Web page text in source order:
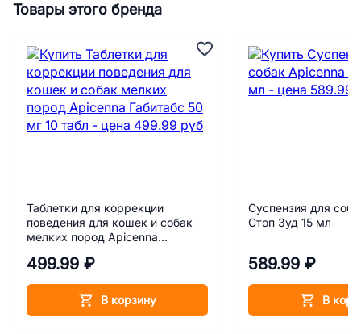
Товары этого бренда
Таблетки для коррекции
поведения для кошек и собак
мелких пород Apicenna
499.99 ₽
В корзину
Суспензия для
Стоп Зуд 15 мл
589.99 ₽
В